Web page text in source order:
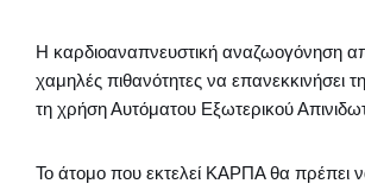
Η καρδιοαναπνευστική αναζωογόνηση
χαμηλές πιθανότητες να επανεκκινήσει
τη χρήση Αυτόματου Εξωτερικού
Το άτομο που εκτελεί ΚΑΡΠΑ θα πρέπει να